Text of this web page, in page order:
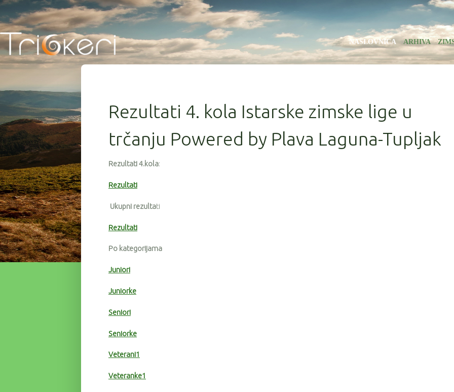
NASLOVNICA ARHIVA
Rezultati 4. kola Istarske zimske lige u
trčanju Powered by Plava Laguna-Tupljak
Rezultati 4.kola:
Rezultati
Ukupni rezultati
Rezultati
Po kategorijama
Juniori
Juniorke
Seniori
Seniorke
Veterani1
Veteranke1